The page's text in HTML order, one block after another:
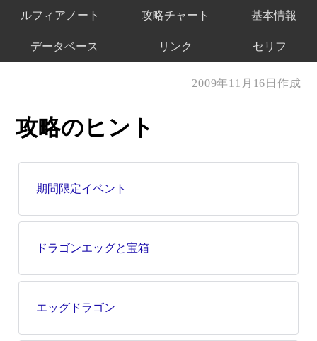
ルフィアノート 攻略チャート 基本情報
データベース リンク セリフ
2009年11月16日作成
攻略のヒント
期間限定イベント
ドラゴンエッグと宝箱
エッグドラゴン